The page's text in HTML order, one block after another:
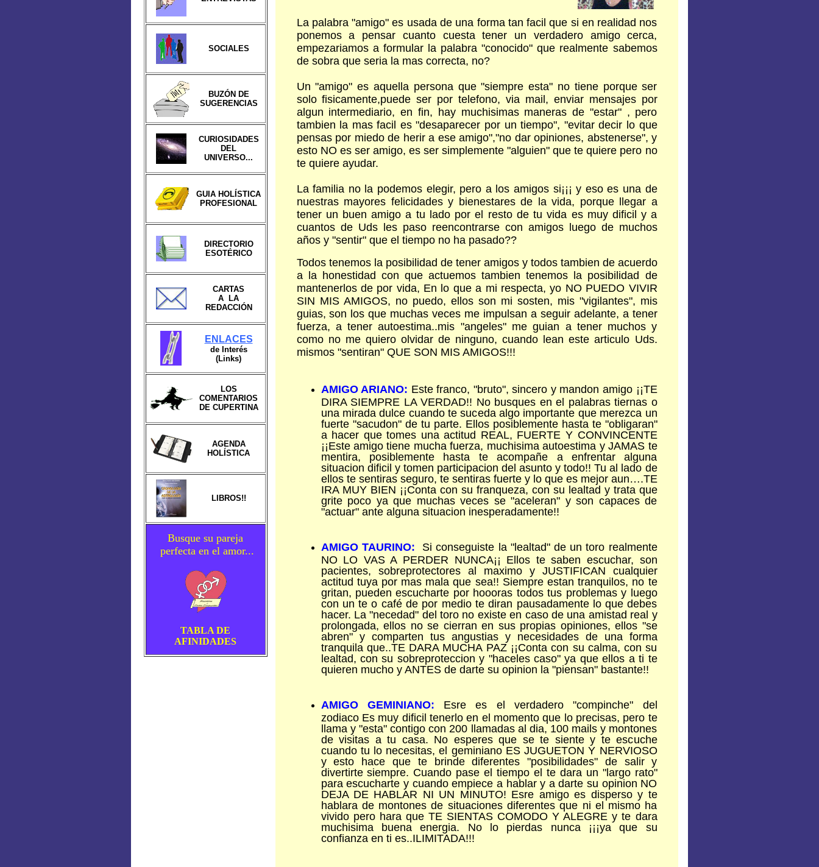
SOCIALES
BUZÓN DE
SUGERENCIAS
CURIOSIDADES
DEL
UNIVERSO...
GUIA HOLÍSTICA
PROFESIONAL
DIRECTORIO
ESOTÉRICO
CARTAS
A LA
REDACCIÓN
ENLACES
de Interés
(Links)
LOS
COMENTARIOS
DE CUPERTINA
AGENDA
HOLÍSTICA
LIBROS!!
Busque su pareja
perfecta en el amor...
TABLA DE
AFINIDADES
La palabra "amigo" es usada de una forma tan facil que si en realidad nos
ponemos a pensar cuanto cuesta tener un verdadero amigo cerca,
empezariamos a formular la palabra "conocido" que realmente sabemos
de sobra que seria la mas correcta, no?
Un "amigo" es aquella persona que "siempre esta" no tiene porque ser
solo fisicamente,puede ser por telefono, via mail, enviar mensajes por
algun intermediario, en fin, hay muchisimas maneras de "estar" , pero
tambien la mas facil es "desaparecer por un tiempo", "evitar decir lo que
pensas por miedo de herir a ese amigo","no dar opiniones, abstenerse", y
esto NO es ser amigo, es ser simplemente "alguien" que te quiere pero no
te quiere ayudar.
La familia no la podemos elegir, pero a los amigos si¡¡¡ y eso es una de
nuestras mayores felicidades y bienestares de la vida, porque llegar a
tener un buen amigo a tu lado por el resto de tu vida es muy dificil y a
cuantos de Uds les paso reencontrarse con amigos luego de muchos
años y "sentir" que el tiempo no ha pasado??
Todos tenemos la posibilidad de tener amigos y todos tambien de acuerdo
a la honestidad con que actuemos tambien tenemos la posibilidad de
mantenerlos de por vida, En lo que a mi respecta, yo NO PUEDO VIVIR
SIN MIS AMIGOS, no puedo, ellos son mi sosten, mis "vigilantes", mis
guias, son los que muchas veces me impulsan a seguir adelante, a tener
fuerza, a tener autoestima..mis "angeles" me guian a tener muchos y
como no me quiero olvidar de ninguno, cuando lean este articulo Uds.
mismos "sentiran" QUE SON MIS AMIGOS!!!
AMIGO ARIANO: Este franco, "bruto", sincero y mandon amigo ¡¡TE
DIRA SIEMPRE LA VERDAD!! No busques en el palabras tiernas o
una mirada dulce cuando te suceda algo importante que merezca un
fuerte "sacudon" de tu parte. Ellos posiblemente hasta te "obligaran"
a hacer que tomes una actitud REAL, FUERTE Y CONVINCENTE
¡¡Este amigo tiene mucha fuerza, muchisima autoestima y JAMAS te
mentira, posiblemente hasta te acompañe a enfrentar alguna
situacion dificil y tomen participacion del asunto y todo!! Tu al lado de
ellos te sentiras seguro, te sentiras fuerte y lo que es mejor aun….TE
IRA MUY BIEN ¡¡Conta con su franqueza, con su lealtad y trata que
grite poco ya que muchas veces se "aceleran" y son capaces de
"actuar" ante alguna situacion inesperadamente!!
AMIGO TAURINO: Si conseguiste la "lealtad" de un toro realmente
NO LO VAS A PERDER NUNCA¡¡ Ellos te saben escuchar, son
pacientes, sobreprotectores al maximo y JUSTIFICAN cualquier
actitud tuya por mas mala que sea!! Siempre estan tranquilos, no te
gritan, pueden escucharte por hoooras todos tus problemas y luego
con un te o café de por medio te diran pausadamente lo que debes
hacer. La "necedad" del toro no existe en caso de una amistad real y
prolongada, ellos no se cierran en sus propias opiniones, ellos "se
abren" y comparten tus angustias y necesidades de una forma
tranquila que..TE DARA MUCHA PAZ ¡¡Conta con su calma, con su
lealtad, con su sobreproteccion y "haceles caso" ya que ellos a ti te
quieren mucho y ANTES de darte su opinion la "piensan" bastante!!
AMIGO GEMINIANO: Esre es el verdadero "compinche" del
zodiaco Es muy dificil tenerlo en el momento que lo precisas, pero te
llama y "esta" contigo con 200 llamadas al dia, 100 mails y montones
de visitas a tu casa. No esperes que se te siente y te escuche
cuando tu lo necesitas, el geminiano ES JUGUETON Y NERVIOSO
y esto hace que te brinde diferentes "posibilidades" de salir y
divertirte siempre. Cuando pase el tiempo el te dara un "largo rato"
para escucharte y cuando empiece a hablar y a darte su opinion NO
DEJA DE HABLAR NI UN MINUTO! Esre amigo es disperso y te
hablara de montones de situaciones diferentes que ni el mismo ha
vivido pero hara que TE SIENTAS COMODO Y ALEGRE y te dara
muchisima buena energia. No lo pierdas nunca ¡¡¡ya que su
confianza en ti es..ILIMITADA!!!